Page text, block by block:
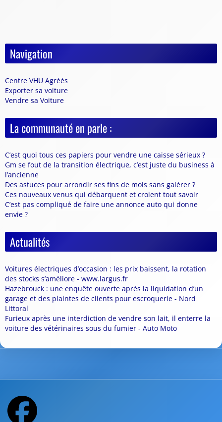
Navigation
Centre VHU Agréés
Exporter sa voiture
Vendre sa Voiture
La communauté en parle :
C’est quoi tous ces papiers pour vendre une caisse sérieux ?
Gm se fout de la transition électrique, c’est juste du business à
l’ancienne
Des astuces pour arrondir ses fins de mois sans galérer ?
Ces nouveaux venus qui débarquent et croient tout savoir
C’est pas compliqué de faire une annonce auto qui donne
envie ?
Actualités
Voitures électriques d’occasion : les prix baissent, la rotation
des stocks s’améliore - www.largus.fr
Hazebrouck : une enquête ouverte après la liquidation d’un
garage et des plaintes de clients pour escroquerie - Nord
Littoral
Furieux après une interdiction de vendre son lait, il enterre la
voiture des vétérinaires sous du fumier - Auto Moto